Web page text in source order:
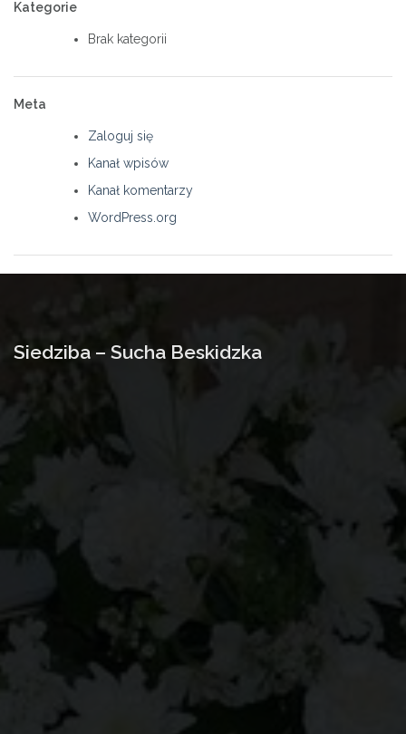
Kategorie
Brak kategorii
Meta
Zaloguj się
Kanał wpisów
Kanał komentarzy
WordPress.org
Siedziba – Sucha Beskidzka